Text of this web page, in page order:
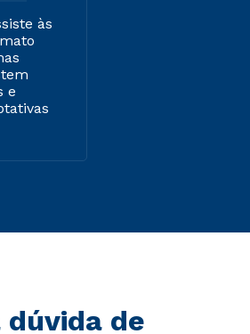
às
e
dúvida de